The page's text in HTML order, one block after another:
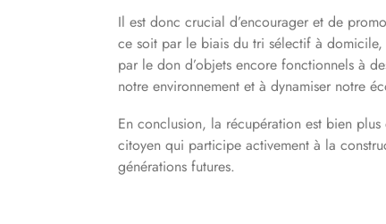
Il est donc crucial d’encourager et de
ce soit par le biais du tri sélectif à
par le don d’objets encore fonctionnels à
notre environnement et à dynamiser notre
En conclusion, la récupération est bien
citoyen qui participe activement à la
générations futures.